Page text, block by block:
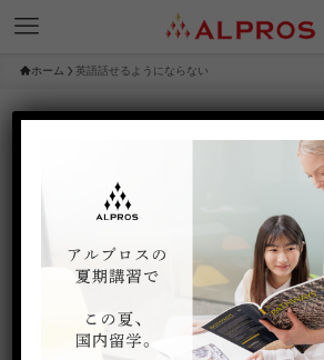
ホーム 英語話せるようにならない
英語話せるようにならない
オンライン英
話レベルの英
る？出来ない
サービスの選び